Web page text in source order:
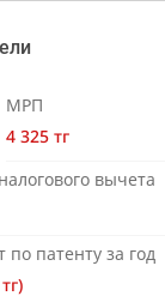
МРП
4 325 тг
вычета
патенту за год